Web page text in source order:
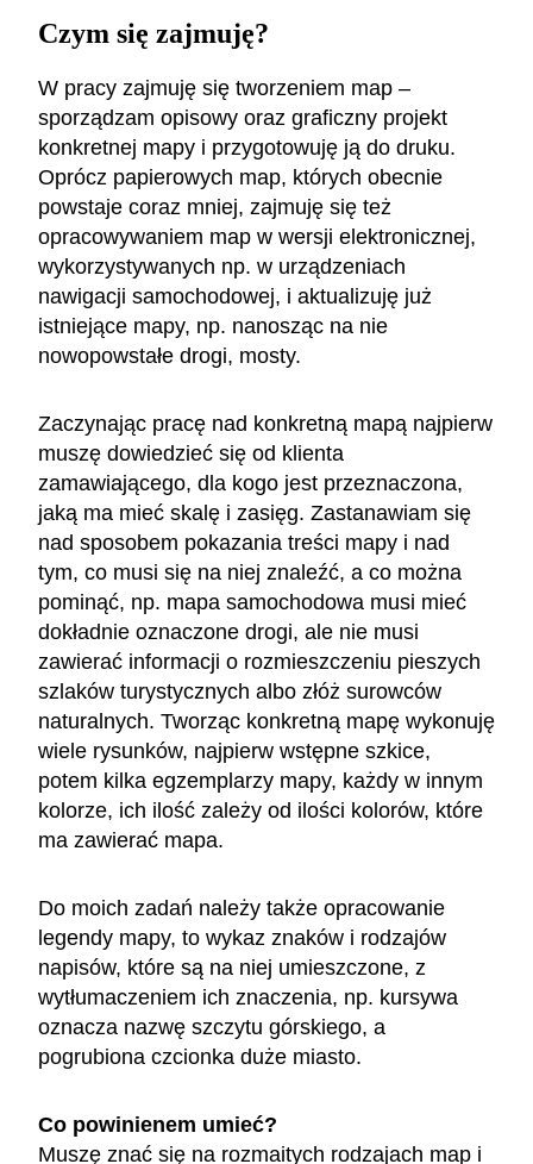
Czym się zajmuję?
W pracy zajmuję się tworzeniem map –
sporządzam opisowy oraz graficzny projekt
konkretnej mapy i przygotowuję ją do druku.
Oprócz papierowych map, których obecnie
powstaje coraz mniej, zajmuję się też
opracowywaniem map w wersji elektronicznej,
wykorzystywanych np. w urządzeniach
nawigacji samochodowej, i aktualizuję już
istniejące mapy, np. nanosząc na nie
nowopowstałe drogi, mosty.
Zaczynając pracę nad konkretną mapą najpierw
muszę dowiedzieć się od klienta
zamawiającego, dla kogo jest przeznaczona,
jaką ma mieć skalę i zasięg. Zastanawiam się
nad sposobem pokazania treści mapy i nad
tym, co musi się na niej znaleźć, a co można
pominąć, np. mapa samochodowa musi mieć
dokładnie oznaczone drogi, ale nie musi
zawierać informacji o rozmieszczeniu pieszych
szlaków turystycznych albo złóż surowców
naturalnych. Tworząc konkretną mapę wykonuję
wiele rysunków, najpierw wstępne szkice,
potem kilka egzemplarzy mapy, każdy w innym
kolorze, ich ilość zależy od ilości kolorów, które
ma zawierać mapa.
Do moich zadań należy także opracowanie
legendy mapy, to wykaz znaków i rodzajów
napisów, które są na niej umieszczone, z
wytłumaczeniem ich znaczenia, np. kursywa
oznacza nazwę szczytu górskiego, a
pogrubiona czcionka duże miasto.
Co powinienem umieć?
Muszę znać się na rozmaitych rodzajach map i